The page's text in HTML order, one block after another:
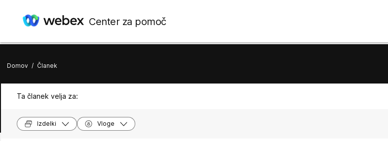
Center za pomoč
Domov / Članek
Ta članek velja za:
Izdelki Vloge